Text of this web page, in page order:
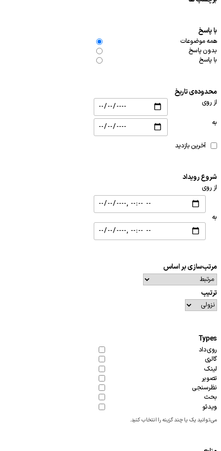
با پاسخ
همه موضوعات
بدون پاسخ
با پاسخ
محدوده‌ی تاریخ
از روی
به
آخرین بازدید
شروع رویداد
از روی
به
مرتب‌سازی بر اساس
ترتیب
Types
روی‌داد
گالری
لینک
تصویر
نظرسنجی
بحث
ویدئو
می‌توانید یک یا چند گزینه را انتخاب کنید.